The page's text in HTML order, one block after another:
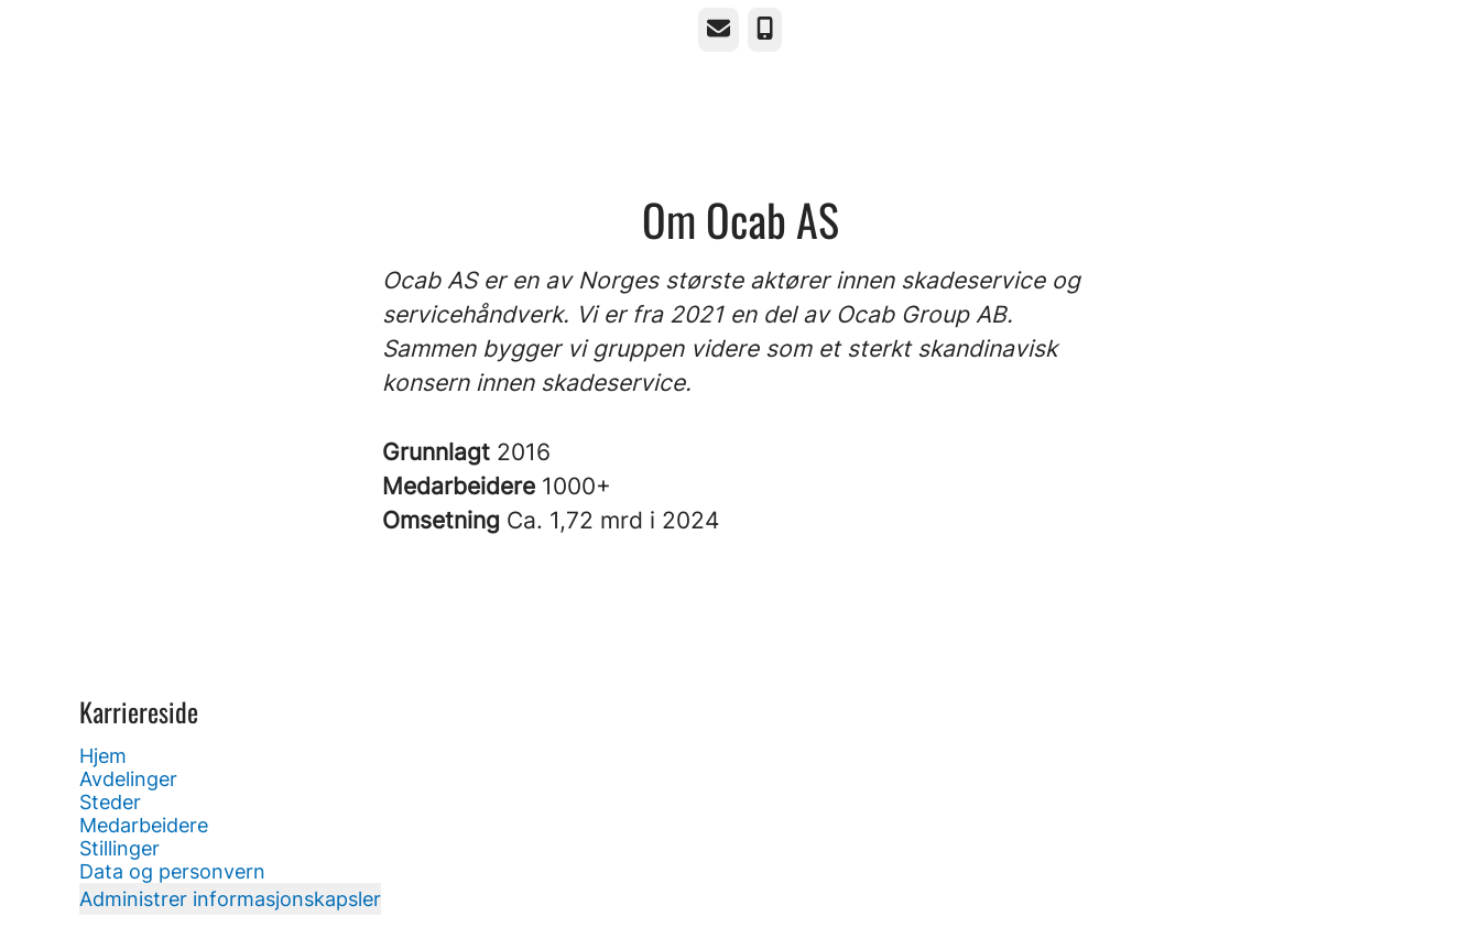
E-postTelefonnummer
Om Ocab AS
Ocab AS er en av Norges største aktører innen skadeservice og
servicehåndverk. Vi er fra 2021 en del av Ocab Group AB.
Sammen bygger vi gruppen videre som et sterkt skandinavisk
konsern innen skadeservice.
Grunnlagt 2016
Medarbeidere 1000+
Omsetning Ca. 1,72 mrd i 2024
Karriereside
Hjem
Avdelinger
Steder
Medarbeidere
Stillinger
Data og personvern
Administrer informasjonskapsler